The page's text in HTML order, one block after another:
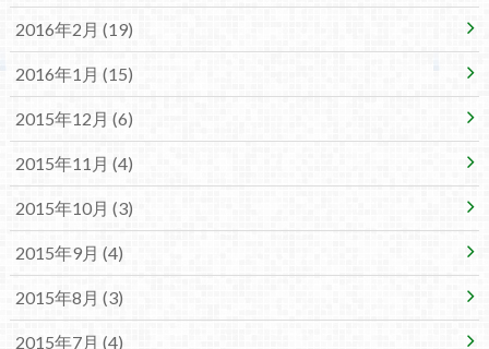
2016年2月 (19)
2016年1月 (15)
2015年12月 (6)
2015年11月 (4)
2015年10月 (3)
2015年9月 (4)
2015年8月 (3)
2015年7月 (4)